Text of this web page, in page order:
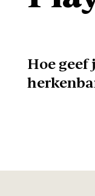
Hoe geef